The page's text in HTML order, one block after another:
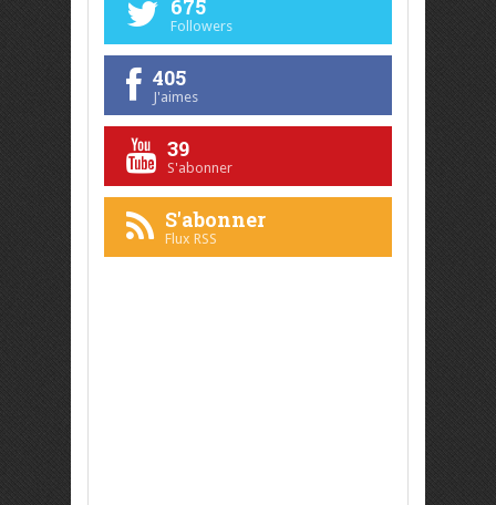
675
Followers
405
J'aimes
39
S'abonner
S'abonner
Flux RSS